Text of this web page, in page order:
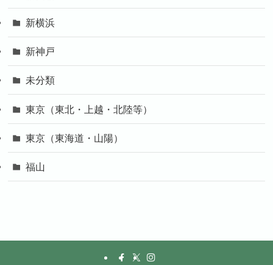
新横浜
新神戸
未分類
東京（東北・上越・北陸等）
東京（東海道・山陽）
福山